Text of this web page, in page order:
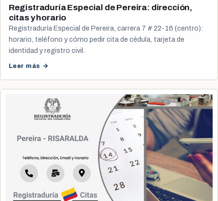
Registraduría Especial de Pereira: dirección,
citas y horario
Registraduría Especial de Pereira, carrera 7 # 22-16 (centro):
horario, teléfono y cómo pedir cita de cédula, tarjeta de
identidad y registro civil.
Leer más →